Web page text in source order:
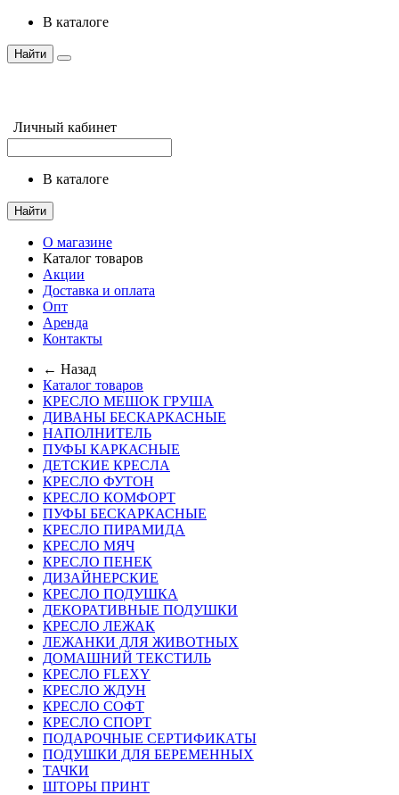
в каталоге
Найти
Личный кабинет
в каталоге
Найти
О магазине
Каталог товаров
Акции
Доставка и оплата
Опт
Аренда
Контакты
← Назад
Каталог товаров
КРЕСЛО МЕШОК ГРУША
ДИВАНЫ БЕСКАРКАСНЫЕ
НАПОЛНИТЕЛЬ
ПУФЫ КАРКАСНЫЕ
ДЕТСКИЕ КРЕСЛА
КРЕСЛО ФУТОН
КРЕСЛО КОМФОРТ
ПУФЫ БЕСКАРКАСНЫЕ
КРЕСЛО ПИРАМИДА
КРЕСЛО МЯЧ
КРЕСЛО ПЕНЕК
ДИЗАЙНЕРСКИЕ
КРЕСЛО ПОДУШКА
ДЕКОРАТИВНЫЕ ПОДУШКИ
КРЕСЛО ЛЕЖАК
ЛЕЖАНКИ ДЛЯ ЖИВОТНЫХ
ДОМАШНИЙ ТЕКСТИЛЬ
КРЕСЛО FLEXY
КРЕСЛО ЖДУН
КРЕСЛО СОФТ
КРЕСЛО СПОРТ
ПОДАРОЧНЫЕ СЕРТИФИКАТЫ
ПОДУШКИ ДЛЯ БЕРЕМЕННЫХ
ТАЧКИ
ШТОРЫ ПРИНТ